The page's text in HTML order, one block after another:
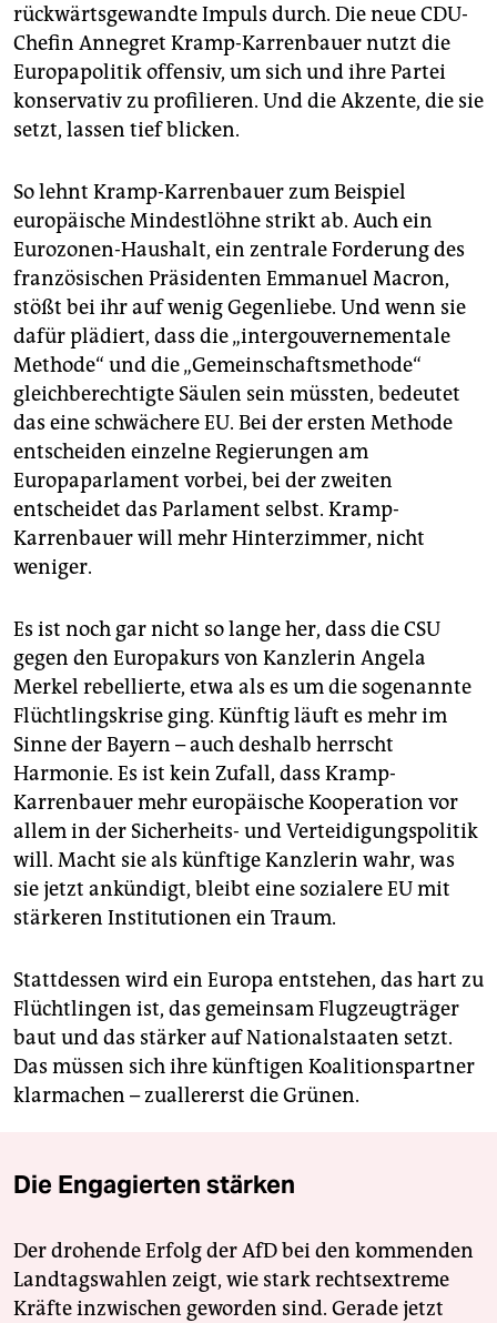
rückwärtsgewandte Impuls durch. Die neue CDU-
Chefin Annegret Kramp-Karrenbauer nutzt die
Europapolitik offensiv, um sich und ihre Partei
konservativ zu profilieren. Und die Akzente, die sie
setzt, lassen tief blicken.
So lehnt Kramp-Karrenbauer zum Beispiel
europäische Mindestlöhne strikt ab. Auch ein
Eurozonen-Haushalt, ein zentrale Forderung des
französischen Präsidenten Emmanuel Macron,
stößt bei ihr auf wenig Gegenliebe. Und wenn sie
dafür plädiert, dass die „intergouvernementale
Methode“ und die „Gemeinschaftsmethode“
gleichberechtigte Säulen sein müssten, bedeutet
das eine schwächere EU. Bei der ersten Methode
entscheiden einzelne Regierungen am
Europaparlament vorbei, bei der zweiten
entscheidet das Parlament selbst. Kramp-
Karrenbauer will mehr Hinterzimmer, nicht
weniger.
Es ist noch gar nicht so lange her, dass die CSU
gegen den Europakurs von Kanzlerin Angela
Merkel rebellierte, etwa als es um die sogenannte
Flüchtlingskrise ging. Künftig läuft es mehr im
Sinne der Bayern – auch deshalb herrscht
Harmonie. Es ist kein Zufall, dass Kramp-
Karrenbauer mehr europäische Kooperation vor
allem in der Sicherheits- und Verteidigungspolitik
will. Macht sie als künftige Kanzlerin wahr, was
sie jetzt ankündigt, bleibt eine sozialere EU mit
stärkeren Institutionen ein Traum.
Stattdessen wird ein Europa entstehen, das hart zu
Flüchtlingen ist, das gemeinsam Flugzeugträger
baut und das stärker auf Nationalstaaten setzt.
Das müssen sich ihre künftigen Koalitionspartner
klarmachen – zuallererst die Grünen.
Die Engagierten stärken
Der drohende Erfolg der AfD bei den kommenden
Landtagswahlen zeigt, wie stark rechtsextreme
Kräfte inzwischen geworden sind. Gerade jetzt